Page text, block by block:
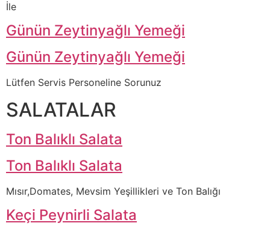
İle
Günün Zeytinyağlı Yemeği
Günün Zeytinyağlı Yemeği
Lütfen Servis Personeline Sorunuz
SALATALAR
Ton Balıklı Salata
Ton Balıklı Salata
Mısır,Domates, Mevsim Yeşillikleri ve Ton Balığı
Keçi Peynirli Salata